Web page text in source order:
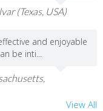
(Texas, USA)
and enjoyable
be inti...
View All